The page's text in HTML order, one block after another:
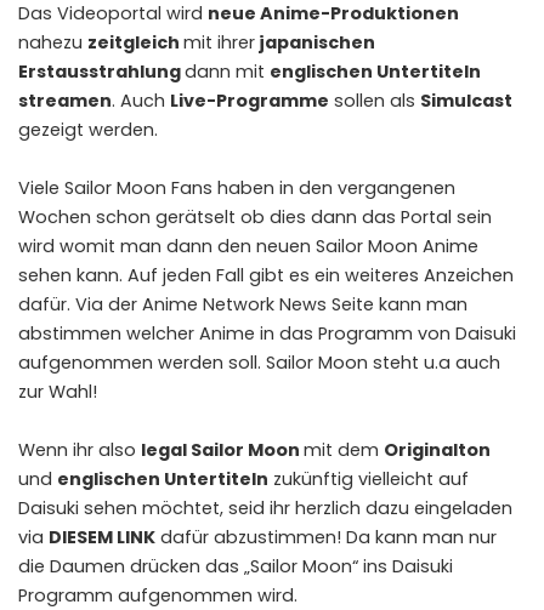
Das Videoportal wird neue Anime-Produktionen
nahezu zeitgleich mit ihrer japanischen
Erstausstrahlungdann mit englischen Untertiteln
streamen. Auch Live-Programme sollen als Simulcast
gezeigt werden.
Viele Sailor Moon Fans haben in den vergangenen
Wochen schon gerätselt ob dies dann das Portal sein
wird womit man dann den neuen Sailor Moon Anime
sehen kann. Auf jeden Fall gibt es ein weiteres Anzeichen
dafür. Via der Anime Network News Seite kann man
abstimmen welcher Anime in das Programm von Daisuki
aufgenommen werden soll. Sailor Moon steht u.a auch
zur Wahl!
Wenn ihr also legal Sailor Moon mit dem Originalton
und englischen Untertiteln zukünftig vielleicht auf
Daisuki sehen möchtet, seid ihr herzlich dazu eingeladen
via DIESEM LINK dafür abzustimmen! Da kann man nur
die Daumen drücken das „Sailor Moon“ ins Daisuki
Programm aufgenommen wird.